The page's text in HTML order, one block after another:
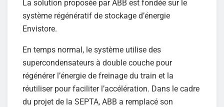
La solution proposée par ABB est fondée sur le
système régénératif de stockage d’énergie
Envistore.
En temps normal, le système utilise des
supercondensateurs à double couche pour
régénérer l’énergie de freinage du train et la
réutiliser pour faciliter l’accélération. Dans le cadre
du projet de la SEPTA, ABB a remplacé son